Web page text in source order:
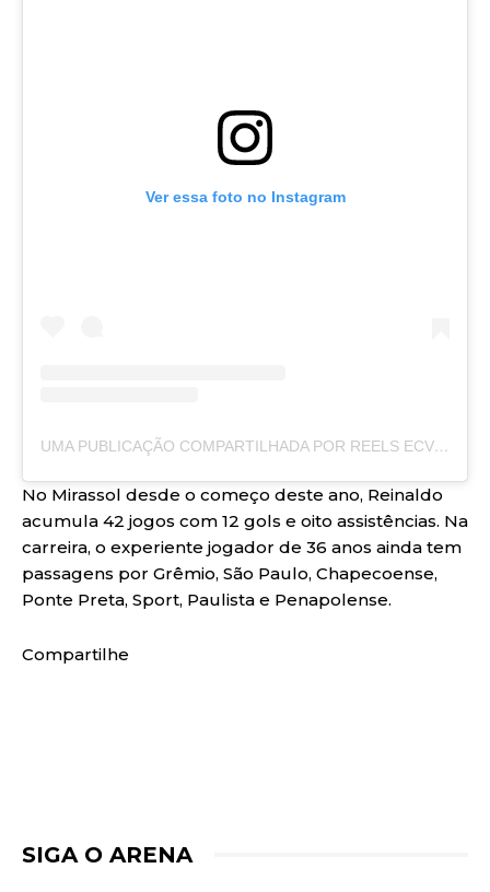
Ver essa foto no Instagram
UMA PUBLICAÇÃO COMPARTILHADA POR REELS ECV (@REELS_ECV)
No Mirassol desde o começo deste ano, Reinaldo
acumula 42 jogos com 12 gols e oito assistências. Na
carreira, o experiente jogador de 36 anos ainda tem
passagens por Grêmio, São Paulo, Chapecoense,
Ponte Preta, Sport, Paulista e Penapolense.
Compartilhe
SIGA O ARENA